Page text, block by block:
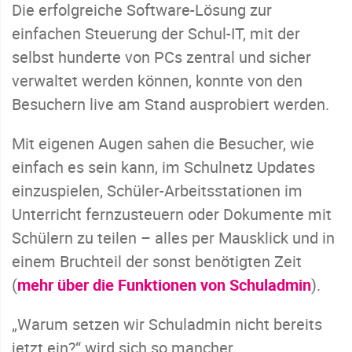
Die erfolgreiche Software-Lösung zur
einfachen Steuerung der Schul-IT, mit der
selbst hunderte von PCs zentral und sicher
verwaltet werden können, konnte von den
Besuchern live am Stand ausprobiert werden.
Mit eigenen Augen sahen die Besucher, wie
einfach es sein kann, im Schulnetz Updates
einzuspielen, Schüler-Arbeitsstationen im
Unterricht fernzusteuern oder Dokumente mit
Schülern zu teilen – alles per Mausklick und in
einem Bruchteil der sonst benötigten Zeit
(mehr über die Funktionen von Schuladmin).
„Warum setzen wir Schuladmin nicht bereits
jetzt ein?“ wird sich so mancher